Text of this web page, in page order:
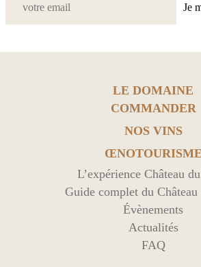
Je
LE DOMAINE
COMMANDER
NOS VINS
ŒNOTOURISME
L’expérience Château
Guide complet du
Évènements
Actualités
FAQ